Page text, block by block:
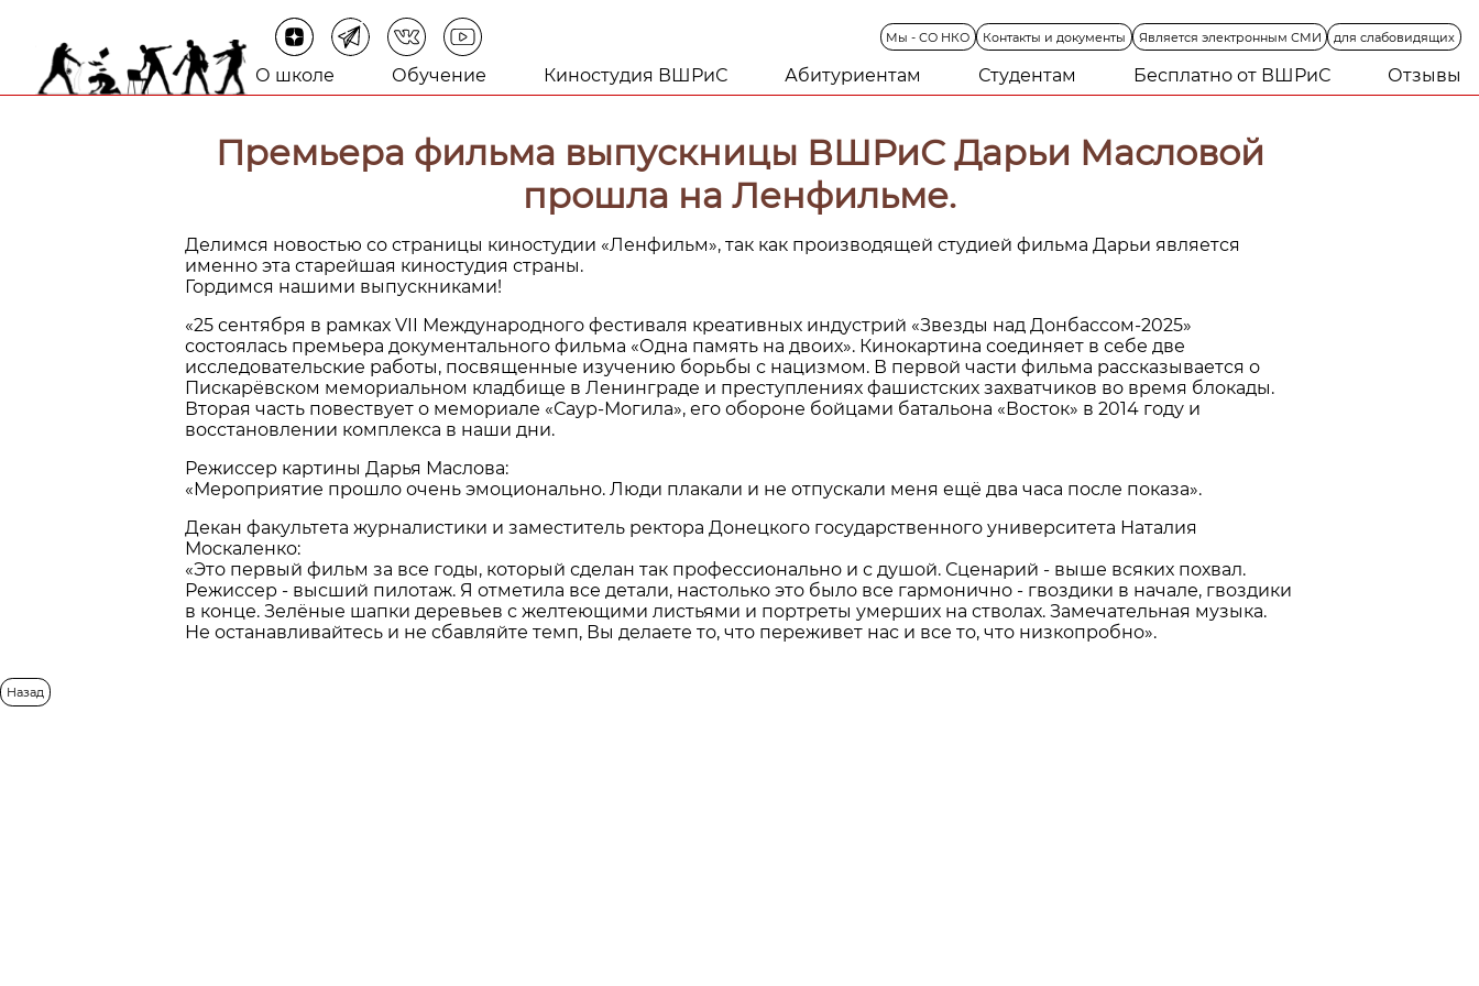
Мы - СО НКО Контакты и документы Является электронным СМИ для слабовидящих
О школе Обучение Киностудия ВШРиС Абитуриентам Студентам Бесплатно от ВШРиС Отзывы
Премьера фильма выпускницы ВШРиС Дарьи Масловой
прошла на Ленфильме.
Делимся новостью со страницы киностудии «Ленфильм», так как производящей студией фильма Дарьи является
именно эта старейшая киностудия страны.
Гордимся нашими выпускниками!
«25 сентября в рамках VII Международного фестиваля креативных индустрий «Звезды над Донбассом-2025»
состоялась премьера документального фильма «Одна память на двоих». Кинокартина соединяет в себе две
исследовательские работы, посвященные изучению борьбы с нацизмом. В первой части фильма рассказывается о
Пискарёвском мемориальном кладбище в Ленинграде и преступлениях фашистских захватчиков во время блокады.
Вторая часть повествует о мемориале «Саур-Могила», его обороне бойцами батальона «Восток» в 2014 году и
восстановлении комплекса в наши дни.
Режиссер картины Дарья Маслова:
«Мероприятие прошло очень эмоционально. Люди плакали и не отпускали меня ещё два часа после показа».
Декан факультета журналистики и заместитель ректора Донецкого государственного университета Наталия
Москаленко:
«Это первый фильм за все годы, который сделан так профессионально и с душой. Сценарий - выше всяких похвал.
Режиссер - высший пилотаж. Я отметила все детали, настолько это было все гармонично - гвоздики в начале, гвоздики
в конце. Зелёные шапки деревьев с желтеющими листьями и портреты умерших на стволах. Замечательная музыка.
Не останавливайтесь и не сбавляйте темп, Вы делаете то, что переживет нас и все то, что низкопробно».
Назад